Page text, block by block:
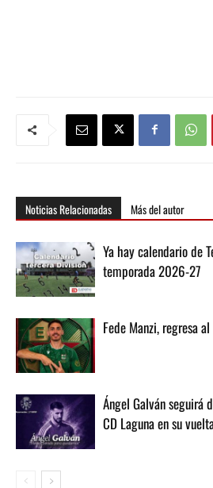
Noticias Relacionadas Más del autor
Ya hay calendario de
temporada 2026-27
Fede Manzi, regresa
Ángel Galván seguirá
CD Laguna en su